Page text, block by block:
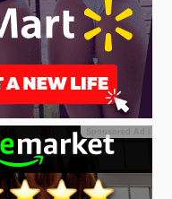
Sponsored Ad